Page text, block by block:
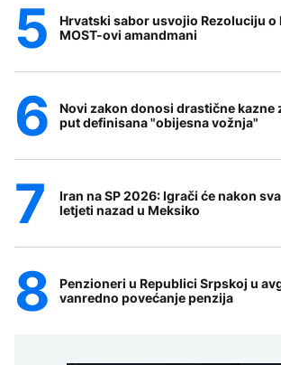
Hrvatski sabor usvojio Rezoluciju o
MOST-ovi amandmani
Novi zakon donosi drastične kazne
put definisana "obijesna vožnja"
Iran na SP 2026: Igrači će nakon
letjeti nazad u Meksiko
Penzioneri u Republici Srpskoj u
vanredno povećanje penzija